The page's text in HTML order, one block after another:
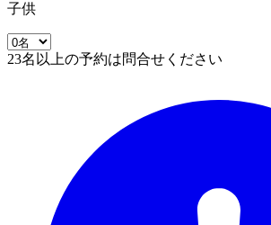
子供
23名以上の予約は問合せください